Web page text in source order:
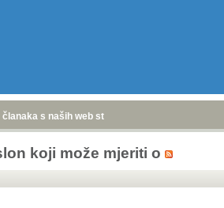
s naših web stranica
koji može mjeriti o